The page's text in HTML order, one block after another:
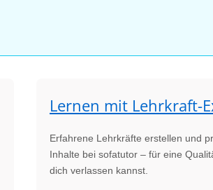
Lernen mit Lehrkraft-
Erfahrene Lehrkräfte erstellen und
Inhalte bei sofatutor – für eine
dich verlassen kannst.